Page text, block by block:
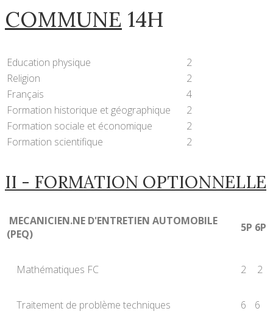
COMMUNE 14H
Education physique
2
Religion
2
Français
4
Formation historique et géographique
2
Formation sociale et économique
2
Formation scientifique
2
II - FORMATION OPTIONNELLE
MECANICIEN.NE D'ENTRETIEN AUTOMOBILE
(PEQ)
5P 6P
Mathématiques FC 2 2
Traitement de problème techniques 6 6